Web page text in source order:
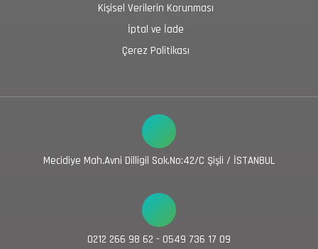
Kişisel Verilerin Korunması
İptal ve İade
Çerez Politikası
Mecidiye Mah.Avni Dilligil Sok.No:42/C Şişli / İSTANBUL
0212 266 98 62 - 0549 736 17 09